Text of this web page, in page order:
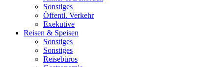
Sonstiges
Öffentl. Verkehr
Exekutive
Reisen & Speisen
Sonstiges
Sonstiges
Reisebüros